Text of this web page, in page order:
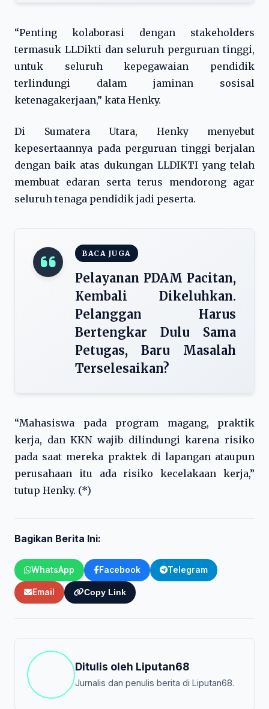
“Penting kolaborasi dengan stakeholders
termasuk LLDikti dan seluruh perguruan tinggi,
untuk seluruh kepegawaian pendidik
terlindungi dalam jaminan sosisal
ketenagakerjaan,” kata Henky.
Di Sumatera Utara, Henky menyebut
kepesertaannya pada perguruan tinggi berjalan
dengan baik atas dukungan LLDIKTI yang telah
membuat edaran serta terus mendorong agar
seluruh tenaga pendidik jadi peserta.
BACA JUGA
Pelayanan PDAM Pacitan,
Kembali Dikeluhkan.
Pelanggan Harus
Bertengkar Dulu Sama
Petugas, Baru Masalah
Terselesaikan?
“Mahasiswa pada program magang, praktik
kerja, dan KKN wajib dilindungi karena risiko
pada saat mereka praktek di lapangan ataupun
perusahaan itu ada risiko kecelakaan kerja,”
tutup Henky. (*)
Bagikan Berita Ini:
WhatsApp Facebook Telegram
Email Copy Link
Ditulis oleh Liputan68
Jurnalis dan penulis berita di Liputan68.